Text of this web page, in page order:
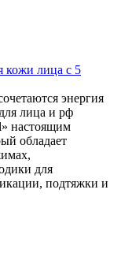
кожи лица с 5
энергия
лица и рф
настоящим
обладает
для
подтяжки и